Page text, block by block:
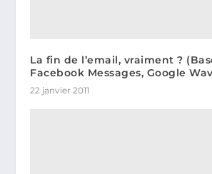
La fin de l’email, vraiment ?
Facebook Messages, Google
22 janvier 2011